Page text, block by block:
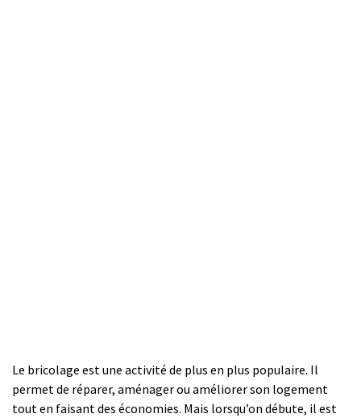
Le bricolage est une activité de plus en plus populaire. Il
permet de réparer, aménager ou améliorer son logement
tout en faisant des économies. Mais lorsqu’on débute, il est